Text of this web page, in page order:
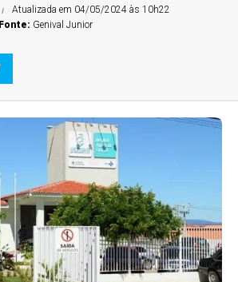
Atualizada em 04/05/2024 às 10h22
Fonte: Genival Junior